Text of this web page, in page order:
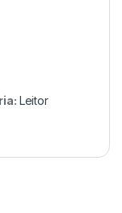
Leitor